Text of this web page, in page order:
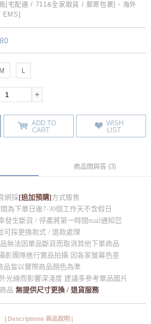
[宅配通 / 711&全家取貨 / 郵寄包裹]、海外
EMS]
M L
ADD TO
CART
WISH
LIST
商品問與答 (3)
網採[追加預購] 方式販售
為下單日後7-30個工作天不含假日
發生斷貨 / 停產將第一時間mail通知您
可採更換款式 / 退款處理
無法因單品斷貨而取消其他下單商品
影團隊進行實品拍攝 因各家螢幕色差
品皆以實際商品顏色為準
光線而影響深淺度 建議多參考單品圖片
品 無提供尺寸更換 / 退貨服務
| Descriptions 商品說明 |